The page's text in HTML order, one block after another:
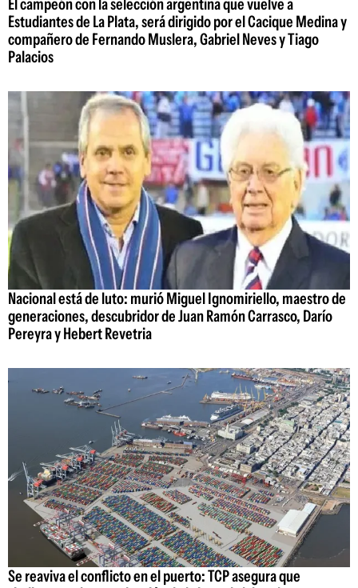
El campeón con la selección argentina que vuelve a
Estudiantes de La Plata, será dirigido por el Cacique Medina y
compañero de Fernando Muslera, Gabriel Neves y Tiago
Palacios
Nacional está de luto: murió Miguel Ignomiriello, maestro de
generaciones, descubridor de Juan Ramón Carrasco, Darío
Pereyra y Hebert Revetria
Se reaviva el conflicto en el puerto: TCP asegura que